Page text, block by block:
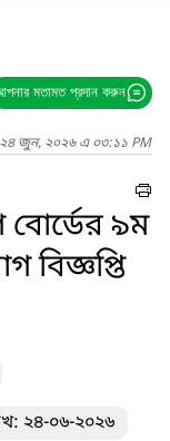
মতামত প্রদান করুন
২৪ জুন, ২০২৬ এ ০৩:১১ PM
বোর্ডের ৯ম
বিজ্ঞপ্তি
২৪-০৬-২০২৬